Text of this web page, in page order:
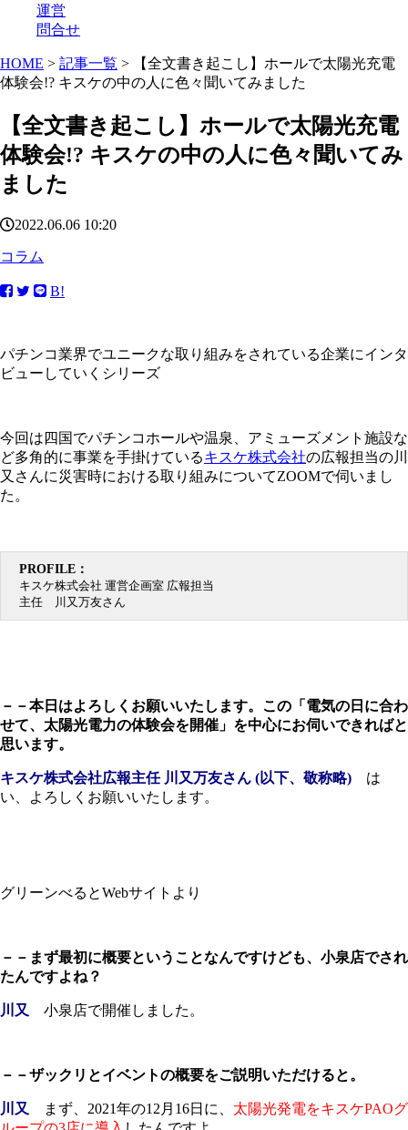
運営
問合せ
HOME > 記事一覧 > 【全文書き起こし】ホールで太陽光充電
体験会!? キスケの中の人に色々聞いてみました
【全文書き起こし】ホールで太陽光充電
体験会!? キスケの中の人に色々聞いてみ
ました
2022.06.06 10:20
コラム
B!
パチンコ業界でユニークな取り組みをされている企業にインタ
ビューしていくシリーズ
今回は四国でパチンコホールや温泉、アミューズメント施設な
ど多角的に事業を手掛けているキスケ株式会社の広報担当の川
又さんに災害時における取り組みについてZOOMで伺いまし
た。
PROFILE：
キスケ株式会社 運営企画室 広報担当
主任 川又万友さん
－－本日はよろしくお願いいたします。この「電気の日に合わ
せて、太陽光電力の体験会を開催」を中心にお伺いできればと
思います。
キスケ株式会社広報主任 川又万友さん (以下、敬称略) は
い、よろしくお願いいたします。
グリーンべるとWebサイトより
－－まず最初に概要ということなんですけども、小泉店でされ
たんですよね？
川又 小泉店で開催しました。
－－ザックリとイベントの概要をご説明いただけると。
川又 まず、2021年の12月16日に、 太陽光発電をキスケPAOグ